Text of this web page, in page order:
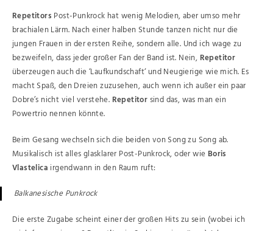
Repetitors Post-Punkrock hat wenig Melodien, aber umso mehr
brachialen Lärm. Nach einer halben Stunde tanzen nicht nur die
jungen Frauen in der ersten Reihe, sondern alle. Und ich wage zu
bezweifeln, dass jeder großer Fan der Band ist. Nein, Repetitor
überzeugen auch die ‘Laufkundschaft‘ und Neugierige wie mich. Es
macht Spaß, den Dreien zuzusehen, auch wenn ich außer ein paar
Dobre’s nicht viel verstehe. Repetitorsind das, was man ein
Powertrio nennen könnte.
Beim Gesang wechseln sich die beiden von Song zu Song ab.
Musikalisch ist alles glasklarer Post-Punkrock, oder wie Boris
Vlastelica irgendwann in den Raum ruft:
Balkanesische Punkrock
Die erste Zugabe scheint einer der großen Hits zu sein (wobei ich